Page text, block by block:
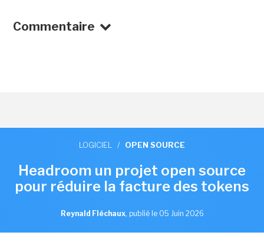
Commentaire
LOGICIEL / OPEN SOURCE
Headroom un projet open source
pour réduire la facture des tokens
Reynald Fléchaux, publié le 05 Juin 2026